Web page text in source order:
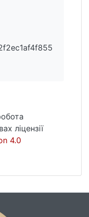
ліцензії
4.0